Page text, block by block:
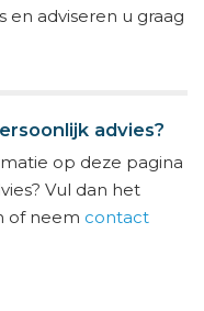
en adviseren u graag
advies?
op deze pagina
Vul dan het
of neem contact